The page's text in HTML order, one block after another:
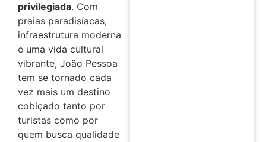
privilegiada. Com
praias paradisíacas,
infraestrutura moderna
e uma vida cultural
vibrante, João Pessoa
tem se tornado cada
vez mais um destino
cobiçado tanto por
turistas como por
quem busca qualidade